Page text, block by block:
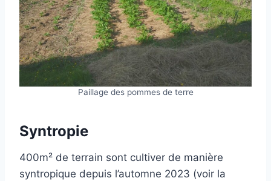
Paillage des pommes de terre
Syntropie
400m² de terrain sont cultiver de manière
syntropique depuis l’automne 2023 (voir la